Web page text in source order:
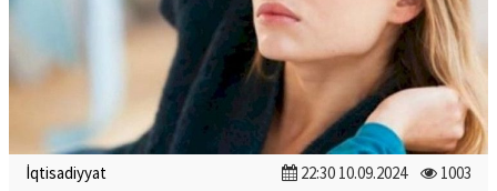
İqtisadiyyat 22:30 10.09.2024 1003